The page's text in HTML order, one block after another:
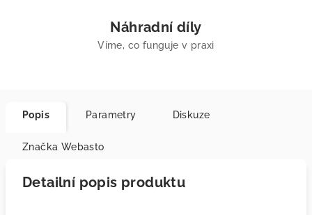
Náhradní díly
Víme, co funguje v praxi
Popis Parametry Diskuze
Značka Webasto
Detailní popis produktu